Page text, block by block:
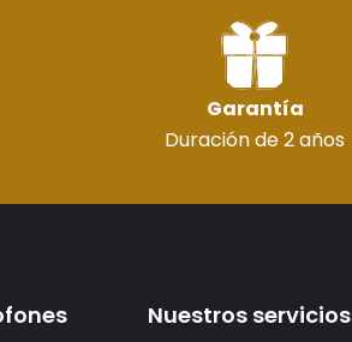
Garantía
Duración de 2 años
Nuestros servicios